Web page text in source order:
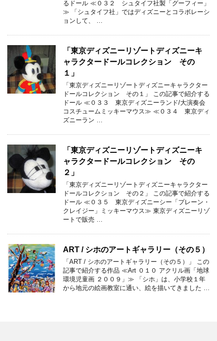
るドール ≪０３２ シュタイフ社製「グーフィー」
≫ 「シュタイフ社」ではディズニーとコラボレーシ
ョンして、 …
「東京ディズニーリゾートディズニーキ
ャラクタードールコレクション その
１」
「東京ディズニーリゾートディズニーキャラクター
ドールコレクション その１」 この記事で紹介する
ドール ≪０３３ 東京ディズニーランド/大演奏会
コスチュームミッキーマウス≫ ≪０３４ 東京ディ
ズニーラン …
「東京ディズニーリゾートディズニーキ
ャラクタードールコレクション その
２」
「東京ディズニーリゾートディズニーキャラクター
ドールコレクション その２」 この記事で紹介する
ドール ≪０３５ 東京ディズニーシー「プレーン・
クレイジー」ミッキーマウス≫ 東京ディズニーリゾ
ートで販売 …
ART / シホのアートギャラリー（その５）
「ART / シホのアートギャラリー（その５）」 この
記事で紹介する作品 ≪Art ０１０ アクリル画「地球
環境児童画 ２００９」≫ 「シホ」は、小学校１年
から地元の絵画教室に通い、絵を描いてきました …